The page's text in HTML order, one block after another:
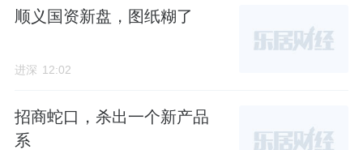
有关龙樾海序的选房问题，请在请后台留言。
开发主体
顺义国资新盘，图纸糊了
进深 12:02
招商蛇口，杀出一个新产品
系